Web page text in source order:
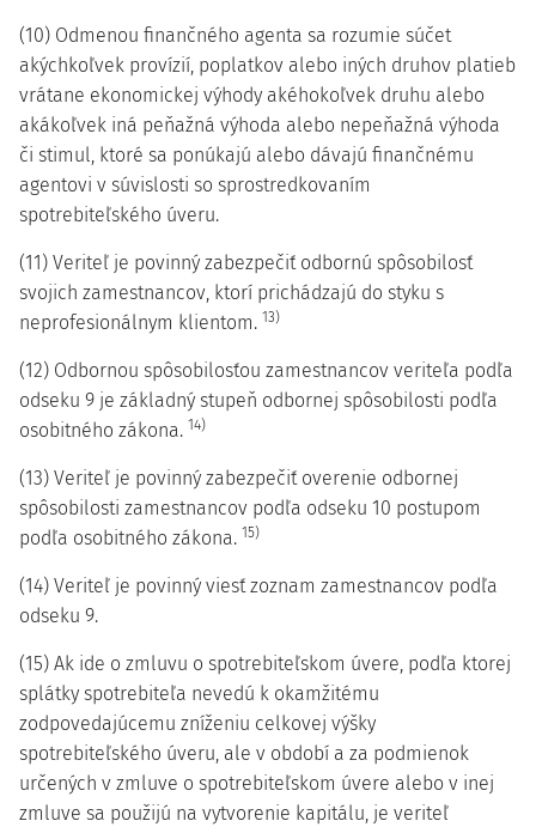
(10) Odmenou finančného agenta sa rozumie súčet
akýchkoľvek provízií, poplatkov alebo iných druhov platieb
vrátane ekonomickej výhody akéhokoľvek druhu alebo
akákoľvek iná peňažná výhoda alebo nepeňažná výhoda
či stimul, ktoré sa ponúkajú alebo dávajú finančnému
agentovi v súvislosti so sprostredkovaním
spotrebiteľského úveru.
(11) Veriteľ je povinný zabezpečiť odbornú spôsobilosť
svojich zamestnancov, ktorí prichádzajú do styku s
neprofesionálnym klientom. 13)
(12) Odbornou spôsobilosťou zamestnancov veriteľa podľa
odseku 9 je základný stupeň odbornej spôsobilosti podľa
osobitného zákona. 14)
(13) Veriteľ je povinný zabezpečiť overenie odbornej
spôsobilosti zamestnancov podľa odseku 10 postupom
podľa osobitného zákona. 15)
(14) Veriteľ je povinný viesť zoznam zamestnancov podľa
odseku 9.
(15) Ak ide o zmluvu o spotrebiteľskom úvere, podľa ktorej
splátky spotrebiteľa nevedú k okamžitému
zodpovedajúcemu zníženiu celkovej výšky
spotrebiteľského úveru, ale v období a za podmienok
určených v zmluve o spotrebiteľskom úvere alebo v inej
zmluve sa použijú na vytvorenie kapitálu, je veriteľ